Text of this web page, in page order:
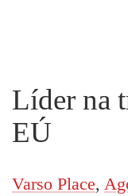
Líder na
EÚ
Varso Place,